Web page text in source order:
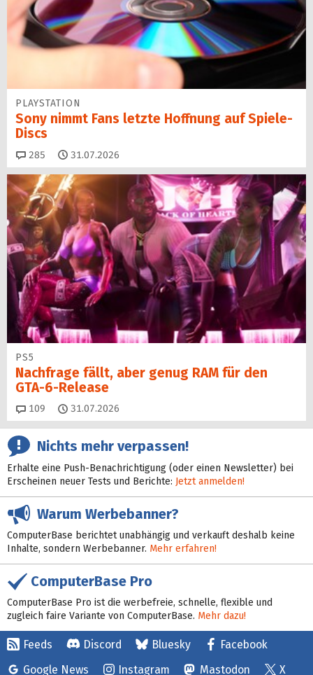
PLAYSTATION
Sony nimmt Fans letzte Hoffnung auf Spiele-
Discs
285 Kommentare
31.07.2026
PS5
Nachfrage fällt, aber genug RAM für den
GTA-6-Release
109 Kommentare
31.07.2026
Nichts mehr verpassen!
Erhalte eine Push-Benachrichtigung (oder einen Newsletter) bei
Erscheinen neuer Tests und Berichte: Jetzt anmelden!
Warum Werbebanner?
ComputerBase berichtet unabhängig und verkauft deshalb keine
Inhalte, sondern Werbebanner. Mehr erfahren!
ComputerBase Pro
ComputerBase Pro ist die werbefreie, schnelle, flexible und
zugleich faire Variante von ComputerBase. Mehr dazu!
Feeds Discord Bluesky
Facebook
Google News
Instagram Mastodon X